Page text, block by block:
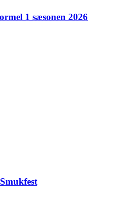
1 sæsonen 2026